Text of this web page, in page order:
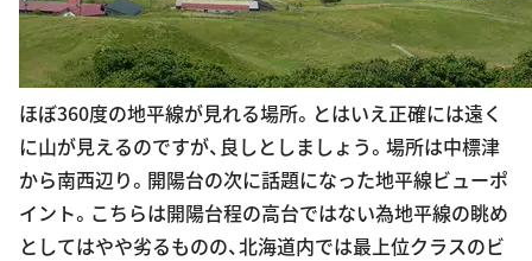
ほぼ360度の地平線が見れる場所。とはいえ正確には遠く
に山が見えるのですが、良しとしましょう。場所は中標津
から南西辺り。開陽台の次に話題になった地平線ビューポ
イント。こちらは開陽台程の高台ではない為地平線の眺め
としてはやや劣るものの、北海道内では最上位クラスのビ